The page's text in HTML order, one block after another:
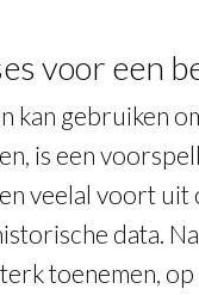
voor een
kan gebruiken
is een
veelal voort uit
data.
toenemen,